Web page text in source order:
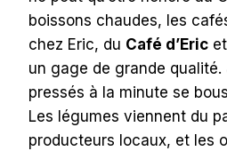
boissons chaudes, les
chez Eric, du Café d’Eric
un gage de grande
pressés à la minute se
Les légumes viennent du
producteurs locaux, et les